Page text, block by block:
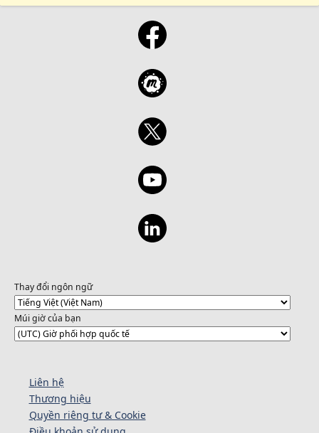
Thay đổi ngôn ngữ
Múi giờ của bạn
Liên hệ
Thương hiệu
Quyền riêng tư & Cookie